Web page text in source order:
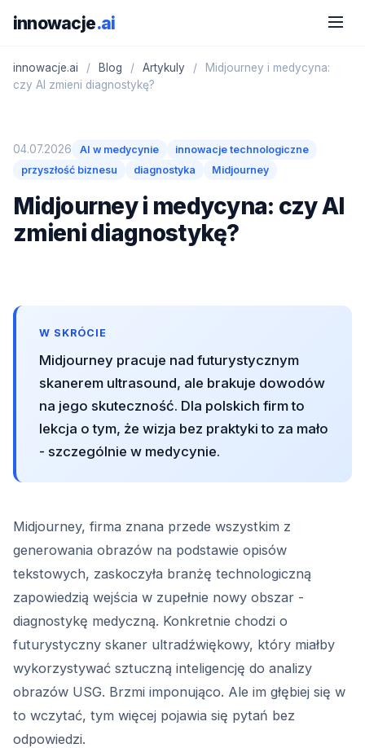
innowacje.ai
innowacje.ai / Blog / Artykuly /
Midjourney i medycyna:
czy AI zmieni diagnostykę?
04.07.2026 AI w medycynie
innowacje technologiczne
przyszłość biznesu
diagnostyka Midjourney
Midjourney i medycyna: czy AI
zmieni diagnostykę?
W SKRÓCIE
Midjourney pracuje nad futurystycznym
skanerem ultrasound, ale brakuje dowodów
na jego skuteczność. Dla polskich firm to
lekcja o tym, że wizja bez praktyki to za mało
- szczególnie w medycynie.
Midjourney, firma znana przede wszystkim z
generowania obrazów na podstawie opisów
tekstowych, zaskoczyła branżę technologiczną
zapowiedzią wejścia w zupełnie nowy obszar -
diagnostykę medyczną. Konkretnie chodzi o
futurystyczny skaner ultradźwiękowy, który miałby
wykorzystywać sztuczną inteligencję do analizy
obrazów USG. Brzmi imponująco. Ale im głębiej się w
to wczytać, tym więcej pojawia się pytań bez
odpowiedzi.